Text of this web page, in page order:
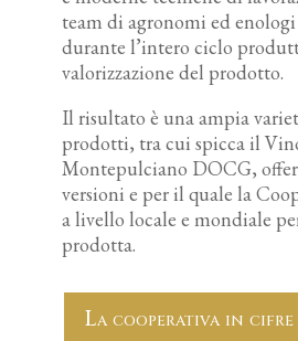
team di agronomi ed
durante l’intero ciclo
valorizzazione del prodotto.
Il risultato è una ampia
prodotti, tra cui spicca il
Montepulciano DOCG,
versioni e per il quale la
a livello locale e mondiale
prodotta.
La cooperativa in cifre